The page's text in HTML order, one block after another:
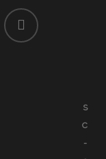
instagram
S
C
-